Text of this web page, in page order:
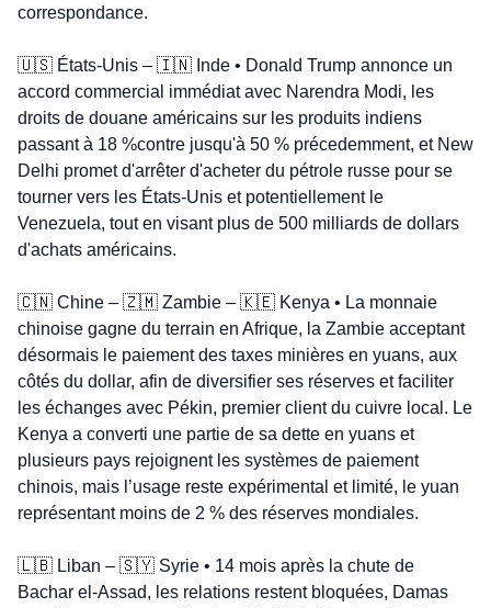
correspondance.
🇺🇸 États-Unis – 🇮🇳 Inde • Donald Trump annonce un
accord commercial immédiat avec Narendra Modi, les
droits de douane américains sur les produits indiens
passant à 18 %contre jusqu'à 50 % précedemment, et New
Delhi promet d'arrêter d'acheter du pétrole russe pour se
tourner vers les États-Unis et potentiellement le
Venezuela, tout en visant plus de 500 milliards de dollars
d'achats américains.
🇨🇳 Chine – 🇿🇲 Zambie – 🇰🇪 Kenya • La monnaie
chinoise gagne du terrain en Afrique, la Zambie acceptant
désormais le paiement des taxes minières en yuans, aux
côtés du dollar, afin de diversifier ses réserves et faciliter
les échanges avec Pékin, premier client du cuivre local. Le
Kenya a converti une partie de sa dette en yuans et
plusieurs pays rejoignent les systèmes de paiement
chinois, mais l’usage reste expérimental et limité, le yuan
représentant moins de 2 % des réserves mondiales.
🇱🇧 Liban – 🇸🇾 Syrie • 14 mois après la chute de
Bachar el-Assad, les relations restent bloquées, Damas